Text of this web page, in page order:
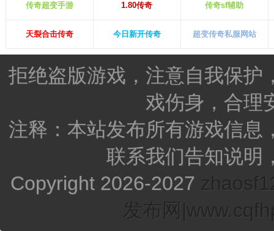
传奇超变手游 1.80传奇 传奇sf辅助
天裂合击传奇 今日新开传奇 超变传奇私服网站
拒绝盗版游戏，注意自我保护
戏伤身，合理
注释：本站发布所有游戏信息
联系我们告知说明
Copyright 2026-2027
发布网